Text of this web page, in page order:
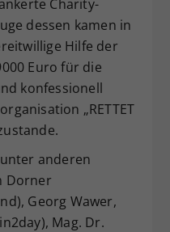
Charity-
dessen kamen in
Hilfe der
Euro für die
konfessionell
„RETTET
anderen
Dorner
Georg Wawer,
Mag. Dr.